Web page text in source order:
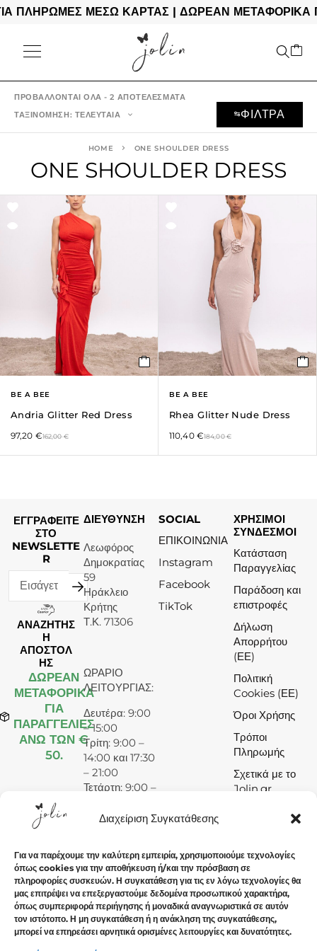
Διαχείριση Συγκατάθεσης
Για να παρέχουμε την καλύτερη εμπειρία, χρησιμοποιούμε τεχνολογίες
όπως cookies για την αποθήκευση ή/και την πρόσβαση σε
πληροφορίες συσκευών. Η συγκατάθεση για τις εν λόγω τεχνολογίες θα
μας επιτρέψει να επεξεργαστούμε δεδομένα προσωπικού χαρακτήρα,
όπως συμπεριφορά περιήγησης ή μοναδικά αναγνωριστικά σε αυτόν
τον ιστότοπο. Η μη συγκατάθεση ή η ανάκληση της συγκατάθεσης,
μπορεί να επηρεάσει αρνητικά ορισμένες λειτουργίες και δυνατότητες.
ΠΛΗΡΩΜΕΣ ΜΕΣΩ ΚΑΡΤΑΣ | ΔΩΡΕΑΝ ΜΕΤΑΦΟΡΙΚΑ
ΠΡΟΒΆΛΛΟΝΤΑΙ ΌΛΑ - 2 ΑΠΟΤΕΛΈΣΜΑΤΑ
ΤΑΞΙΝΌΜΗΣΗ: ΤΕΛΕΥΤΑΊΑ
ΦΙΛΤΡΑ
ONE SHOULDER DRESS
HOME ONE SHOULDER DRESS
BE A BEE
Andria Glitter Red Dress
162,00€
97,20 €
BE A BEE
Rhea Glitter Nude Dress
184,00€
110,40 €
ΕΓΓΡΑΦΕΙΤΕ
ΣΤΟ
NEWSLETTE
R
ΑΝΑΖΗΤΗΣ
Η
ΑΠΟΣΤΟΛ
ΗΣ
ΔΩΡΕΆΝ
ΜΕΤΑΦΟΡΙΚΑ
ΓΙΑ
ΠΑΡΑΓΓΕΛΙΕΣ
ΑΝΩ ΤΩΝ €
50.
ΔΙΕΥΘΥΝΣΗ
Λεωφόρος
Δημοκρατίας
59
Ηράκλειο
Κρήτης
Τ.Κ. 71306
ΩΡΑΡΙΟ
ΛΕΙΤΟΥΡΓΙΑΣ:
Δευτέρα: 9:00
– 15:00
Τρίτη: 9:00 –
14:00 και 17:30
– 21:00
Τετάρτη: 9:00 –
Πέμπτη: 9:00 –
Παρασκευή:
9:00 – 14:00
και 17:30 –
21:00
Σάββατο: 9:00
– 15:00
SOCIAL
ΕΠΙΚΟΙΝΩΝΙΑ
Instagram
Facebook
TikTok
ΧΡΗΣΙΜΟΙ
ΣΥΝΔΕΣΜΟΙ
Κατάσταση
Παραγγελίας
Παράδοση και
επιστροφές
Δήλωση
Απορρήτου
(ΕΕ)
Πολιτική
Cookies (ΕΕ)
Όροι Χρήσης
Τρόποι
Πληρωμής
Σχετικά με το
Jolin.gr